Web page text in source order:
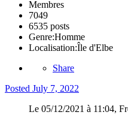
Membres
7049
6535 posts
Genre:Homme
Localisation:Île d'Elbe
Share
Posted July 7, 2022
Le 05/12/2021 à 11:04,